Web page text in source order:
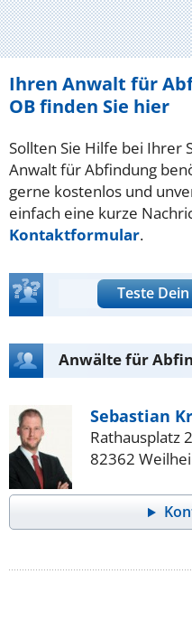
Ihren Anwalt für
OB finden Sie hier
Sollten Sie Hilfe bei Ihrer
Anwalt für Abfindung
gerne kostenlos und
einfach eine kurze
Kontaktformular.
Teste
Anwälte für
Sebastian
Rathausplatz
82362